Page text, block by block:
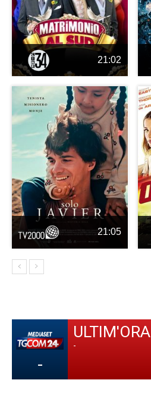
21:02
21:05
-
ULTIM'ORA
-